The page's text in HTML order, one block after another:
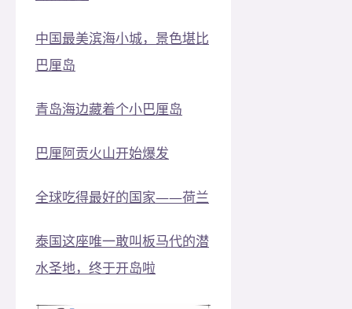
中国最美滨海小城，景色堪比
巴厘岛
青岛海边藏着个小巴厘岛
巴厘阿贡火山开始爆发
全球吃得最好的国家——荷兰
泰国这座唯一敢叫板马代的潜
水圣地，终于开岛啦